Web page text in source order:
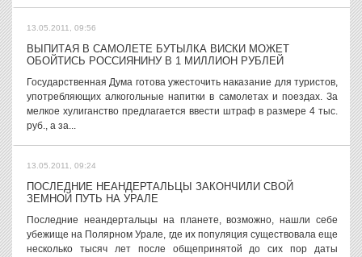
13.05.2011, 09:56
ВЫПИТАЯ В САМОЛЕТЕ БУТЫЛКА ВИСКИ МОЖЕТ
ОБОЙТИСЬ РОССИЯНИНУ В 1 МИЛЛИОН РУБЛЕЙ
Государственная Дума готова ужесточить наказание для туристов,
употребляющих алкогольные напитки в самолетах и поездах. За
мелкое хулиганство предлагается ввести штраф в размере 4 тыс.
руб., а за...
13.05.2011, 09:24
ПОСЛЕДНИЕ НЕАНДЕРТАЛЬЦЫ ЗАКОНЧИЛИ СВОЙ
ЗЕМНОЙ ПУТЬ НА УРАЛЕ
Последние неандертальцы на планете, возможно, нашли себе
убежище на Полярном Урале, где их популяция существовала еще
несколько тысяч лет после общепринятой до сих пор даты